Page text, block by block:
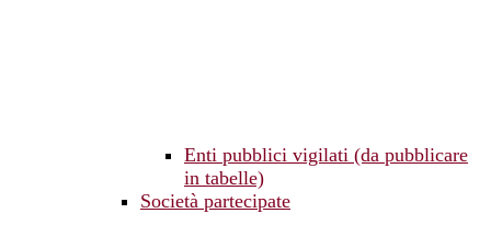
Enti pubblici vigilati (da pubblicare
in tabelle)
Società partecipate